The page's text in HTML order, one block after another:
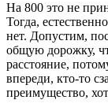
На 800 это не
Тогда,
нет. Допустим,
общую дорожку,
расстояние,
впереди, кто-то
преимущество,